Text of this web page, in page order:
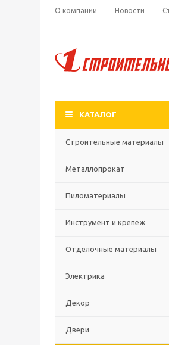
О компании Новости
КАТАЛОГ
Строительные материалы
Металлопрокат
Пиломатериалы
Инструмент и крепеж
Отделочные материалы
Электрика
Декор
Двери